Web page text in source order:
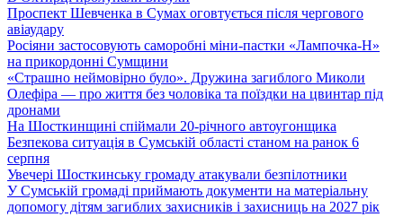
Проспект Шевченка в Сумах оговтується після чергового
авіаудару
Росіяни застосовують саморобні міни-пастки «Лампочка-Н»
на прикордонні Сумщини
«Страшно неймовірно було». Дружина загиблого Миколи
Олефіра — про життя без чоловіка та поїздки на цвинтар під
дронами
На Шосткинщині спіймали 20-річного автоугонщика
Безпекова ситуація в Сумській області станом на ранок 6
серпня
Увечері Шосткинську громаду атакували безпілотники
У Сумській громаді приймають документи на матеріальну
допомогу дітям загиблих захисників і захисниць на 2027 рік